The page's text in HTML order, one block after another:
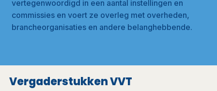
vertegenwoordigd in een aantal instellingen en
commissies en voert ze overleg met overheden,
brancheorganisaties en andere belanghebbende.
Vergaderstukken VVT